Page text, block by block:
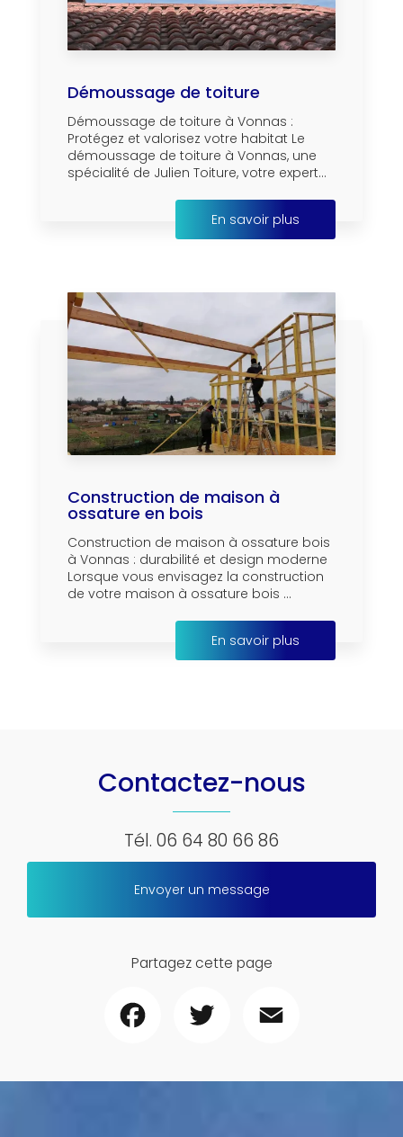
Démoussage de toiture
Démoussage de toiture à Vonnas :
Protégez et valorisez votre habitat Le
démoussage de toiture à Vonnas, une
spécialité de Julien Toiture, votre expert...
En savoir plus
Construction de maison à
ossature en bois
Construction de maison à ossature bois
à Vonnas : durabilité et design moderne
Lorsque vous envisagez la construction
de votre maison à ossature bois ...
En savoir plus
Contactez-nous
Tél. 06 64 80 66 86
Envoyer un message
Partagez cette page